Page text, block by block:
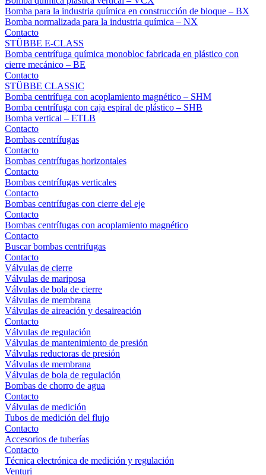
Bomba para la industria química en construcción de bloque – BX
Bomba normalizada para la industria química – NX
Contacto
STÜBBE E-CLASS
Bomba centrífuga química monobloc fabricada en plástico con
cierre mecánico – BE
Contacto
STÜBBE CLASSIC
Bomba centrífuga con acoplamiento magnético – SHM
Bomba centrífuga con caja espiral de plástico – SHB
Bomba vertical – ETLB
Contacto
Bombas centrífugas
Contacto
Bombas centrífugas horizontales
Contacto
Bombas centrífugas verticales
Contacto
Bombas centrífugas con cierre del eje
Contacto
Bombas centrífugas con acoplamiento magnético
Contacto
Buscar bombas centrifugas
Contacto
Válvulas de cierre
Válvulas de mariposa
Válvulas de bola de cierre
Válvulas de membrana
Válvulas de aireación y desaireación
Contacto
Válvulas de regulación
Válvulas de mantenimiento de presión
Válvulas reductoras de presión
Válvulas de membrana
Válvulas de bola de regulación
Bombas de chorro de agua
Contacto
Válvulas de medición
Tubos de medición del flujo
Contacto
Accesorios de tuberías
Contacto
Técnica electrónica de medición y regulación
Venturi